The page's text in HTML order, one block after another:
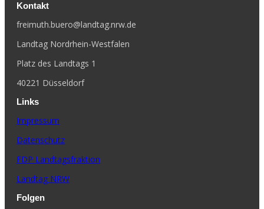
Kontakt
freimuth.buero@landtag.nrw.de
Landtag Nordrhein-Westfalen
Platz des Landtags 1
40221 Düsseldorf
Links
Impressum
Datenschutz
FDP Landtagsfraktion
Landtag NRW
Folgen